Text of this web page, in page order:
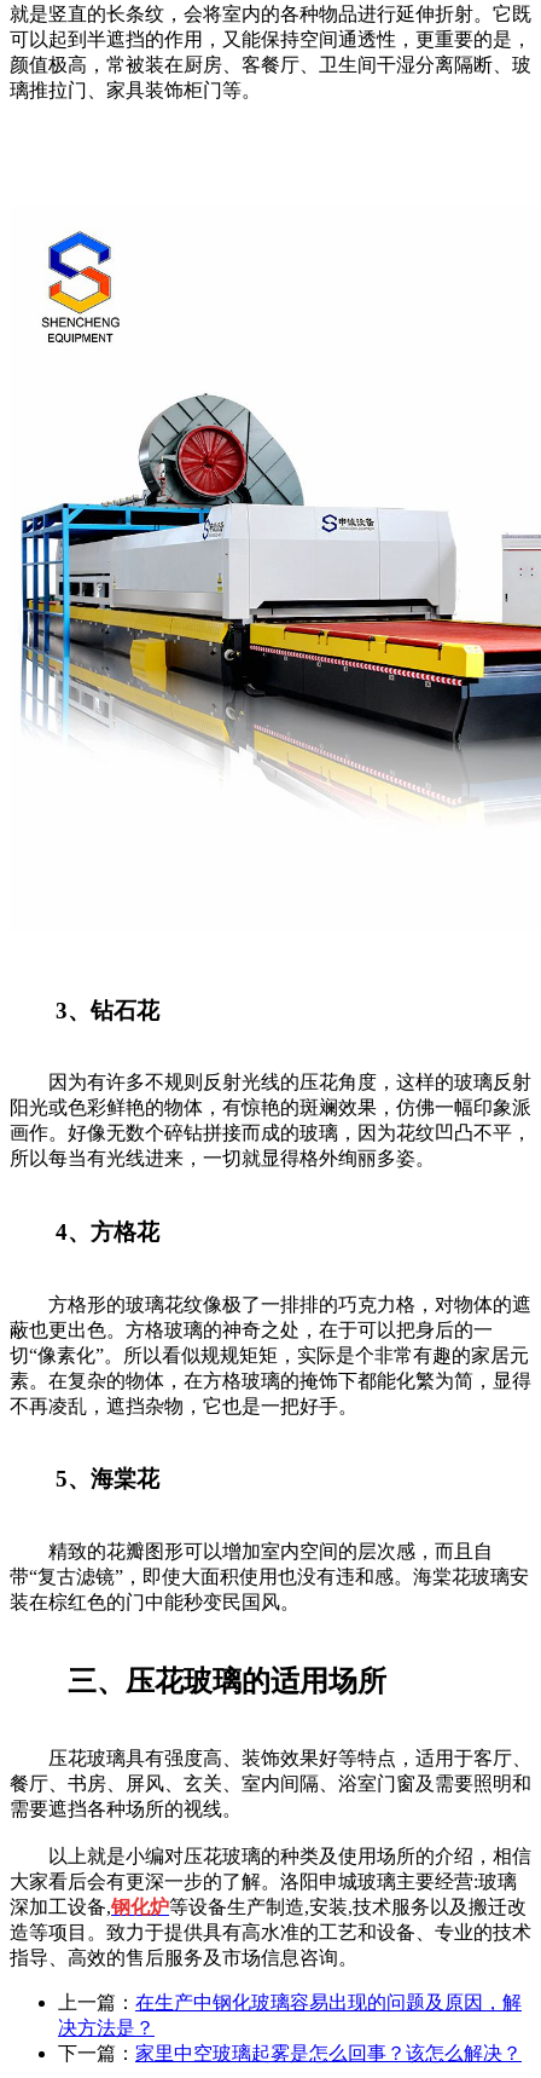
就是竖直的长条纹，会将室内的各种物品进行延伸折射。它既
可以起到半遮挡的作用，又能保持空间通透性，更重要的是，
颜值极高，常被装在厨房、客餐厅、卫生间干湿分离隔断、玻
璃推拉门、家具装饰柜门等。
3、钻石花
因为有许多不规则反射光线的压花角度，这样的玻璃反射
阳光或色彩鲜艳的物体，有惊艳的斑斓效果，仿佛一幅印象派
画作。好像无数个碎钻拼接而成的玻璃，因为花纹凹凸不平，
所以每当有光线进来，一切就显得格外绚丽多姿。
4、方格花
方格形的玻璃花纹像极了一排排的巧克力格，对物体的遮
蔽也更出色。方格玻璃的神奇之处，在于可以把身后的一
切“像素化”。所以看似规规矩矩，实际是个非常有趣的家居元
素。在复杂的物体，在方格玻璃的掩饰下都能化繁为简，显得
不再凌乱，遮挡杂物，它也是一把好手。
5、海棠花
精致的花瓣图形可以增加室内空间的层次感，而且自
带“复古滤镜”，即使大面积使用也没有违和感。海棠花玻璃安
装在棕红色的门中能秒变民国风。
三、压花玻璃的适用场所
压花玻璃具有强度高、装饰效果好等特点，适用于客厅、
餐厅、书房、屏风、玄关、室内间隔、浴室门窗及需要照明和
需要遮挡各种场所的视线。
以上就是小编对压花玻璃的种类及使用场所的介绍，相信
大家看后会有更深一步的了解。洛阳申城玻璃主要经营:玻璃
深加工设备,钢化炉等设备生产制造,安装,技术服务以及搬迁改
造等项目。致力于提供具有高水准的工艺和设备、专业的技术
指导、高效的售后服务及市场信息咨询。
上一篇： 在生产中钢化玻璃容易出现的问题及原因，解
决方法是？
下一篇： 家里中空玻璃起雾是怎么回事？该怎么解决？